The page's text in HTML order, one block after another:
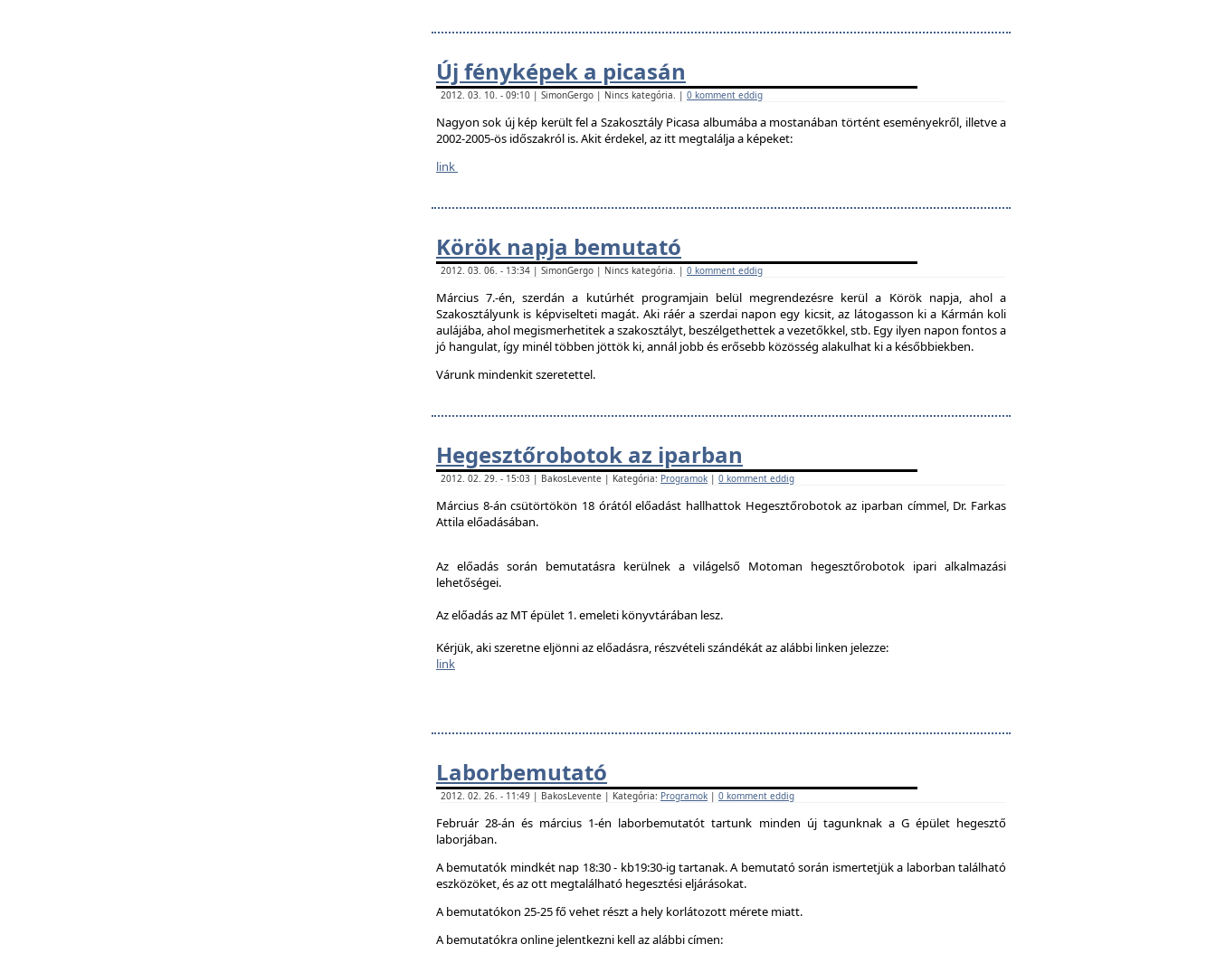
Új fényképek a picasán
2012. 03. 10. - 09:10 | SimonGergo | Nincs kategória. | 0 komment eddig
Nagyon sok új kép került fel a Szakosztály Picasa albumába a mostanában történt eseményekről, illetve a
2002-2005-ös időszakról is. Akit érdekel, az itt megtalálja a képeket:
link
Körök napja bemutató
2012. 03. 06. - 13:34 | SimonGergo | Nincs kategória. | 0 komment eddig
Március 7.-én, szerdán a kutúrhét programjain belül megrendezésre kerül a Körök napja, ahol a
Szakosztályunk is képviselteti magát. Aki ráér a szerdai napon egy kicsit, az látogasson ki a Kármán koli
aulájába, ahol megismerhetitek a szakosztályt, beszélgethettek a vezetőkkel, stb. Egy ilyen napon fontos a
jó hangulat, így minél többen jöttök ki, annál jobb és erősebb közösség alakulhat ki a későbbiekben.
Várunk mindenkit szeretettel.
Hegesztőrobotok az iparban
2012. 02. 29. - 15:03 | BakosLevente | Kategória: Programok | 0 komment eddig
Március 8-án csütörtökön 18 órától előadást hallhattok Hegesztőrobotok az iparban címmel, Dr. Farkas
Attila előadásában.
Az előadás során bemutatásra kerülnek a világelső Motoman hegesztőrobotok ipari alkalmazási
lehetőségei.
Az előadás az MT épület 1. emeleti könyvtárában lesz.
Kérjük, aki szeretne eljönni az előadásra, részvételi szándékát az alábbi linken jelezze:
link
Laborbemutató
2012. 02. 26. - 11:49 | BakosLevente | Kategória: Programok | 0 komment eddig
Február 28-án és március 1-én laborbemutatót tartunk minden új tagunknak a G épület hegesztő
laborjában.
A bemutatók mindkét nap 18:30 - kb19:30-ig tartanak. A bemutató során ismertetjük a laborban található
eszközöket, és az ott megtalálható hegesztési eljárásokat.
A bemutatókon 25-25 fő vehet részt a hely korlátozott mérete miatt.
A bemutatókra online jelentkezni kell az alábbi címen: